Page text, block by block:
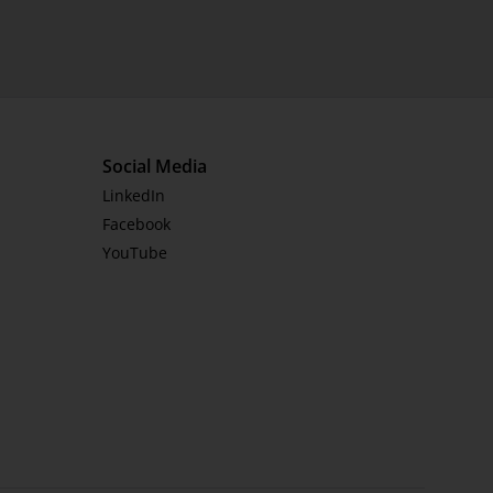
Social Media
LinkedIn
Facebook
YouTube